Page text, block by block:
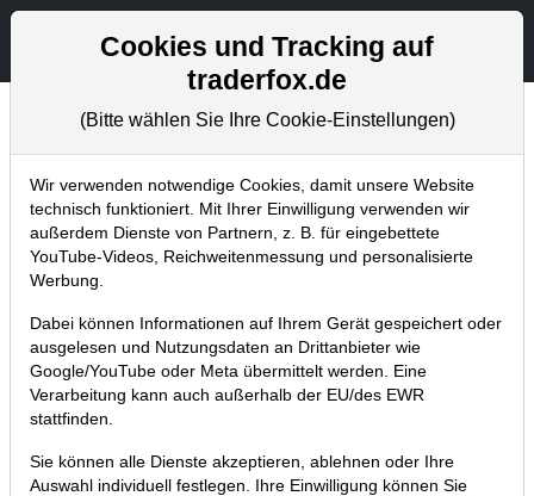
Aktien- und Artikelsuche
Aktuelles
Home Blog Aktuelles
Aktienscreener: So finden Sie
Burggraben-Aktien nach der Strategie
von Warren Buffett!
17.08.2023 um 13:38 Uhr | TraderFox GmbH
Cookies und Tracking auf
traderfox.de
(Bitte wählen Sie Ihre Cookie-Einstellungen)
Wir verwenden notwendige Cookies, damit unsere Website
technisch funktioniert. Mit Ihrer Einwilligung verwenden wir
außerdem Dienste von Partnern, z. B. für eingebettete
YouTube-Videos, Reichweitenmessung und personalisierte
Werbung.
Dabei können Informationen auf Ihrem Gerät gespeichert oder
ausgelesen und Nutzungsdaten an Drittanbieter wie
Google/YouTube oder Meta übermittelt werden. Eine
Verarbeitung kann auch außerhalb der EU/des EWR
stattfinden.
Sie können alle Dienste akzeptieren, ablehnen oder Ihre
Auswahl individuell festlegen. Ihre Einwilligung können Sie